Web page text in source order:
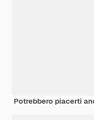
Potrebbero piacerti